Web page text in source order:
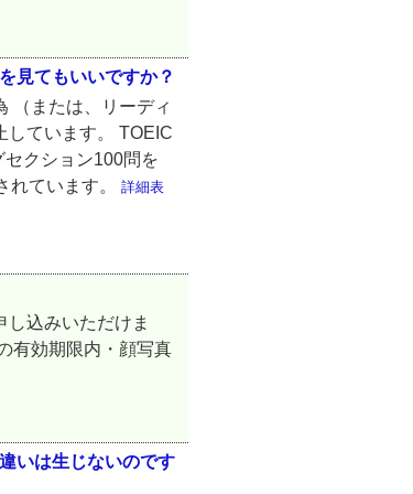
見てもいいですか？
（または、リーディ
しています。 TOEIC
クション100問を
れています。 詳細表
込みいただけま
有効期限内・顔写真
いは生じないのです